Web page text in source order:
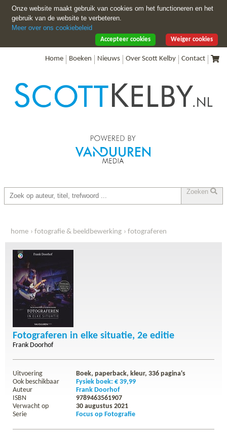
Home Boeken Nieuws Over Scott Kelby Contact
Zoeken
home fotografie & beeldbewerking fotograferen
fotograferen in elke situatie, 2e editie
Fotograferen in elke situatie, 2e editie
Frank Doorhof
Uitvoering Boek, paperback, kleur, 336 pagina's
Ook beschikbaar
Fysiek boek: € 39,99
Auteur
Frank Doorhof
ISBN
9789463561907
Verwacht op
30 augustus 2021
Serie
Focus op Fotografie
Onze website maakt gebruik van cookies om het functioneren en het
gebruik van de website te verbeteren.
Meer over ons cookiebeleid
Weiger cookies
Accepteer cookies